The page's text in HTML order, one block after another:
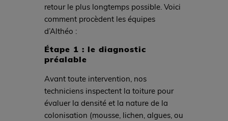
retour le plus longtemps possible. Voici
comment procèdent les équipes
d’Althéo :
Étape 1 : le diagnostic
préalable
Avant toute intervention, nos
techniciens inspectent la toiture pour
évaluer la densité et la nature de la
colonisation (mousse, lichen, algues, ou